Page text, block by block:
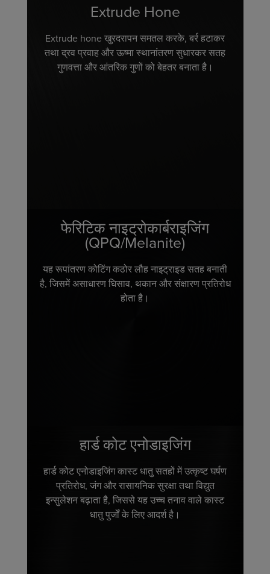
Extrude Hone
Extrude hone खुरदरापन समतल करके, बर्र हटाकर
तथा द्रव प्रवाह और ऊष्मा स्थानांतरण सुधारकर सतह
गुणवत्ता और आंतरिक गुणों को बेहतर बनाता है।
फेरिटिक नाइट्रोकार्बराइजिंग
(QPQ/Melanite)
यह रूपांतरण कोटिंग कठोर लौह नाइट्राइड सतह बनाती
है, जिसमें असाधारण घिसाव, थकान और संक्षारण प्रतिरोध
होता है।
हार्ड कोट एनोडाइजिंग
हार्ड कोट एनोडाइजिंग कास्ट धातु सतहों में उत्कृष्ट घर्षण
प्रतिरोध, जंग और रासायनिक सुरक्षा तथा विद्युत
इन्सुलेशन बढ़ाता है, जिससे यह उच्च तनाव वाले कास्ट
धातु पुर्जों के लिए आदर्श है।